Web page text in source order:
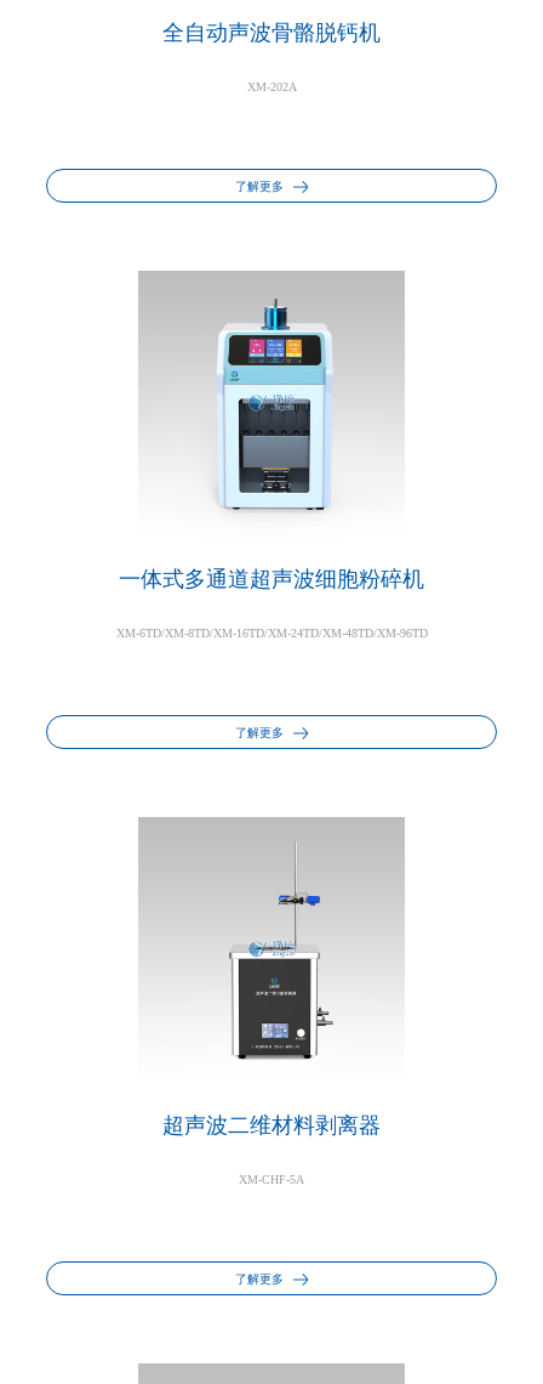
全自动声波骨骼脱钙机
XM-202A
了解更多
一体式多通道超声波细胞粉碎机
XM-6TD/XM-8TD/XM-16TD/XM-24TD/XM-48TD/XM-96TD
了解更多
超声波二维材料剥离器
XM-CHF-5A
了解更多